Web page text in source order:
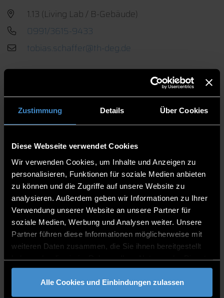
Zustimmung Details Über Cookies
Diese Webseite verwendet Cookies
Wir verwenden Cookies, um Inhalte und Anzeigen zu
personalisieren, Funktionen für soziale Medien anbieten
zu können und die Zugriffe auf unsere Website zu
analysieren. Außerdem geben wir Informationen zu Ihrer
Verwendung unserer Website an unsere Partner für
soziale Medien, Werbung und Analysen weiter. Unsere
Partner führen diese Informationen möglicherweise mit
weiteren Daten zusammen, die Sie ihnen bereitgestellt
gesammelt haben.
Alle Cookies und Einbindungen zulassen
1.13 (Living Lab / B-Gebäude)
0991/3615-9433
CONSULTING TIME
Examination review period (SS 26): 12.10.26 -
30.10.26 Appointments can be arranged via email
(please send your request at least 3 days in
advance).
PUBLICATIONS